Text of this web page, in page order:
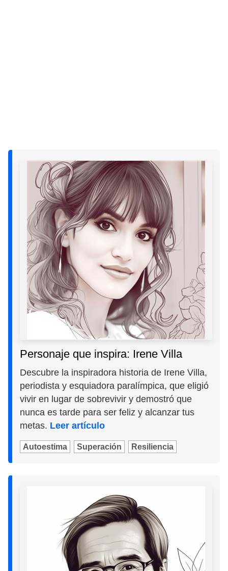
Personaje que inspira: Irene Villa
Descubre la inspiradora historia de Irene Villa,
periodista y esquiadora paralímpica, que eligió
vivir en lugar de sobrevivir y demostró que
nunca es tarde para ser feliz y alcanzar tus
metas. Leer artículo
Autoestima Superación Resiliencia